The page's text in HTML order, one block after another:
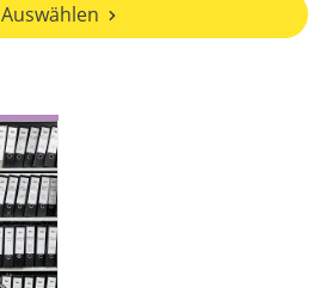
Auswählen